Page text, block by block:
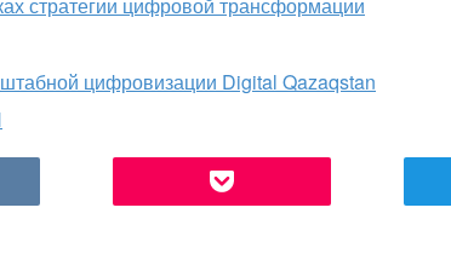
цифровизации Digital Qazaqstan